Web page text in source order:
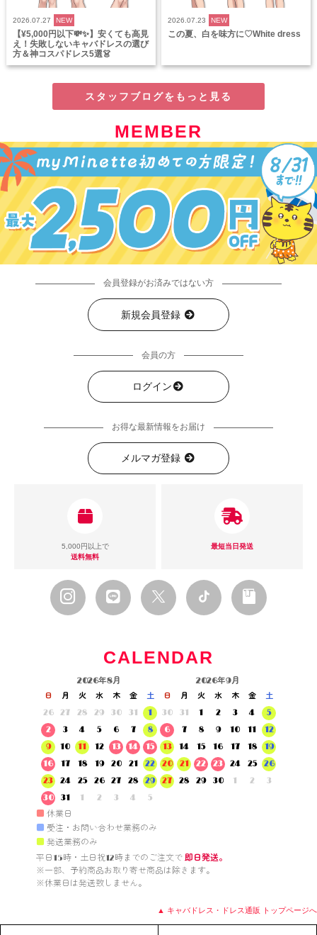
2026.07.27 NEW
【¥5,000円以下💸✨】安くても高見
え！失敗しないキャバドレスの選び
方＆神コスパドレス5選👗
2026.07.23 NEW
この夏、白を味方に♡White dress
スタッフブログをもっと見る
MEMBER
会員登録がお済みではない方
新規会員登録
会員の方
ログイン
お得な最新情報をお届け
メルマガ登録
5,000円以上で
送料無料
最短当日発送
CALENDAR
2026年8月
日 月 火 水 木 金
土
26
27 28 29 30 31
1
2
3 4 5 6 7
8
9
10 11 12 13 14
15
16
17 18 19 20 21
22
23
24 25 26 27 28
29
30
31 1 2 3 4 5
2026年9月
日 月 火 水 木 金
土
30
31 1 2 3 4
5
6
7 8 9 10 11
12
13
14 15 16 17 18
19
20
21 22 23 24 25
26
27
28 29 30 1 2 3
■ 休業日
■ 受注・お問い合わせ業務のみ
■ 発送業務のみ
平日15時・土日祝12時までのご注文で 即日発送。
※一部、予約商品お取り寄せ商品は除きます。
※休業日は発送致しません。
▲ キャバドレス・ドレス通販 トップページへ